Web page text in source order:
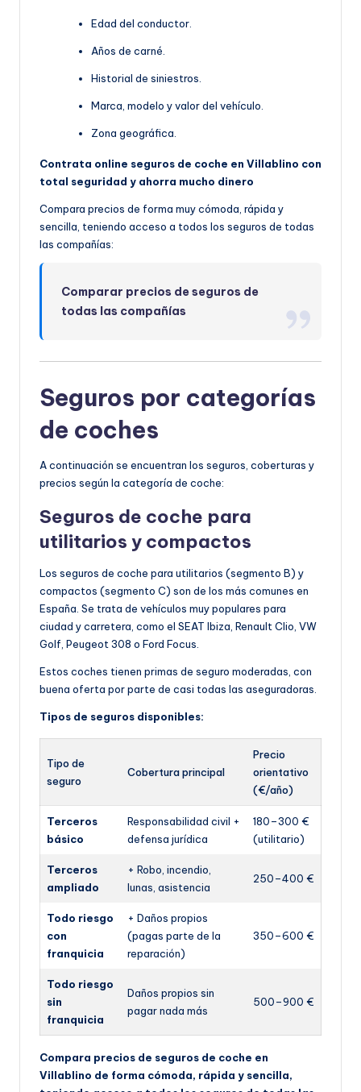
Edad del conductor.
Años de carné.
Historial de siniestros.
Marca, modelo y valor del vehículo.
Zona geográfica.
Contrata online seguros de coche en Villablino con
total seguridad y ahorra mucho dinero
Compara precios de forma muy cómoda, rápida y
sencilla, teniendo acceso a todos los seguros de todas
las compañías:
Comparar precios de seguros de
todas las compañías
Seguros por categorías
de coches
A continuación se encuentran los seguros, coberturas y
precios según la categoría de coche:
Seguros de coche para
utilitarios y compactos
Los seguros de coche para utilitarios (segmento B) y
compactos (segmento C) son de los más comunes en
España. Se trata de vehículos muy populares para
ciudad y carretera, como el SEAT Ibiza, Renault Clio, VW
Golf, Peugeot 308 o Ford Focus.
Estos coches tienen primas de seguro moderadas, con
buena oferta por parte de casi todas las aseguradoras.
Tipos de seguros disponibles:
Tipo de
seguro
Cobertura principal
Precio
orientativo
(€/año)
Terceros
básico
Responsabilidad civil +
defensa jurídica
180–300 €
(utilitario)
Terceros
ampliado
+ Robo, incendio,
lunas, asistencia
250–400 €
Todo riesgo
con
franquicia
+ Daños propios
(pagas parte de la
reparación)
350–600 €
Todo riesgo
sin
franquicia
Daños propios sin
pagar nada más
500–900 €
Compara precios de seguros de coche en
Villablino de forma cómoda, rápida y sencilla,